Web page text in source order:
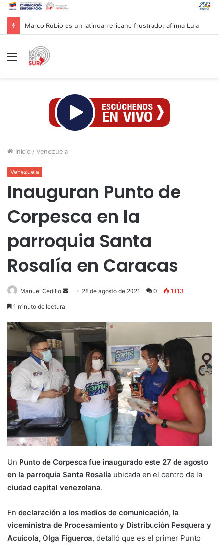
Marco Rubio es un latinoamericano frustrado, afirma Lula
Menú
Inicio / Venezuela
Venezuela
Inauguran Punto de
Corpesca en la
parroquia Santa
Rosalía en Caracas
Manuel Cedillo
Send 28 de agosto de 2021 0 1.113
1 minuto de lectura
Un Punto de Corpesca fue inaugurado este 27 de agosto
en la parroquia Santa Rosalía ubicada en el centro de la
ciudad capital venezolana.
En declaración a los medios de comunicación, la
viceministra de Procesamiento y Distribución Pesquera y
Acuícola, Olga Figueroa, detalló que es el primer Punto